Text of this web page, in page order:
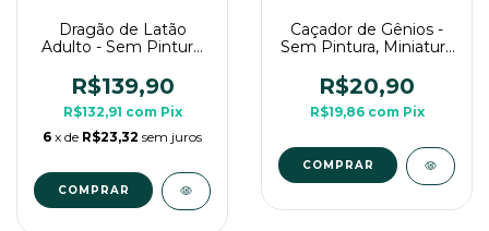
Dragão de Latão
Adulto - Sem Pintura,
Para Rpg de Mesa
R$139,90
R$132,91 com Pix
6 x de R$23,32 sem juros
Caçador de Gênios -
Sem Pintura, Miniatura
Mesa
R$20,90
R$19,86 com Pix
COMPRAR